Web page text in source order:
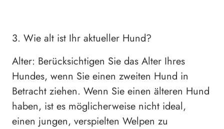
3. Wie alt ist Ihr aktueller Hund?
Alter: Berücksichtigen Sie das Alter Ihres
Hundes, wenn Sie einen zweiten Hund in
Betracht ziehen. Wenn Sie einen älteren Hund
haben, ist es möglicherweise nicht ideal,
einen jungen, verspielten Welpen zu